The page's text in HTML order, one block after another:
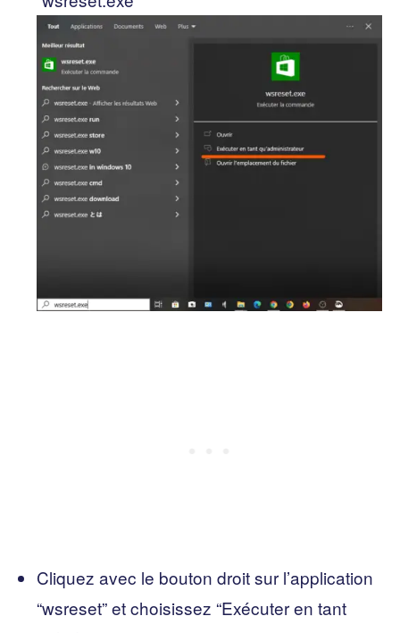
Cliquez avec le bouton droit sur l’application
“wsreset” et choisissez “Exécuter en tant